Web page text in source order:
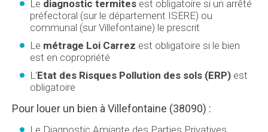
Le diagnostic termites est obligatoire si un arrêté
préfectoral (sur le département ISERE) ou
communal (sur Villefontaine) le prescrit
Le métrage Loi Carrez est obligatoire si le bien
est en copropriété
L'Etat des Risques Pollution des sols (ERP) est
obligatoire
Pour louer un bien à Villefontaine (38090) :